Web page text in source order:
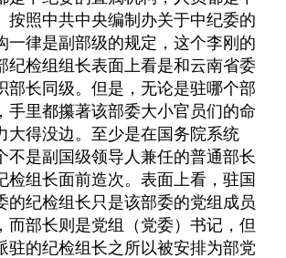
按照中共中央编制办关于中纪委的
一律是副部级的规定，这个李刚的
纪检组组长表面上看是和云南省委
部长同级。但是，无论是驻哪个部
手里都攥著该部委大小官员们的命
大得没边。至少是在国务院系统
不是副国级领导人兼任的普通部长
检组长面前造次。表面上看，驻国
的纪检组长只是该部委的党组成员
而部长则是党组（党委）书记，但
驻的纪检组长之所以被安排为部党